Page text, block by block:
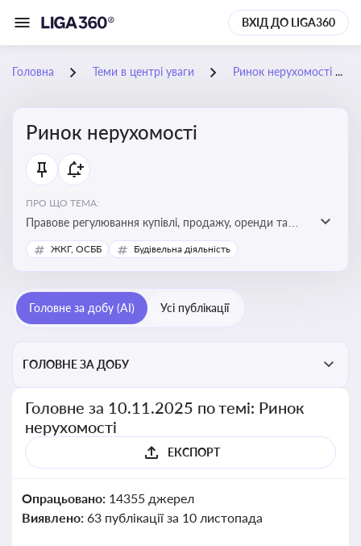
ВХІД ДО LIGA360
Головна Теми в центрі уваги Ринок нерухомості
Ринок нерухомості
ПРО ЩО ТЕМА:
Правове регулювання купівлі, продажу, оренди та
управління нерухомістю, що є ключовим для бізнесу,
інвесторів, забудовників і власників об’єктів майна
ЖКГ, ОСББ Будівельна діяльність
Головне за добу (AI) Усі публікації
ГОЛОВНЕ ЗА ДОБУ
Головне за 10.11.2025 по темі: Ринок
нерухомості
ЕКСПОРТ
Опрацьовано: 14355 джерел
Виявлено: 63 публікації за 10 листопада